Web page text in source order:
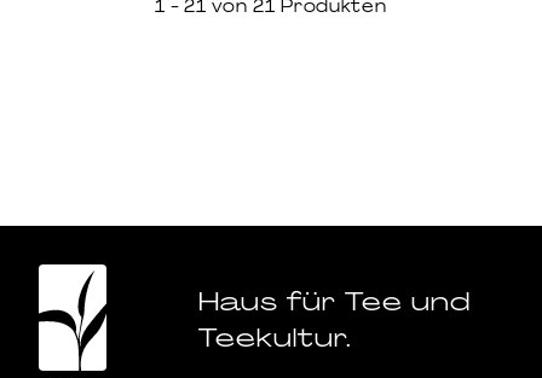
1 - 21 von 21 Produkten
Haus für Tee und
Teekultur.